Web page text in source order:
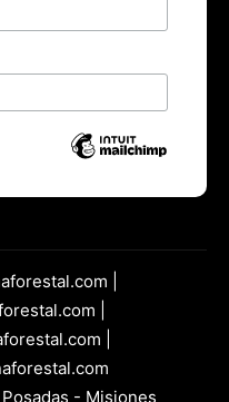
|
|
|
- Misiones